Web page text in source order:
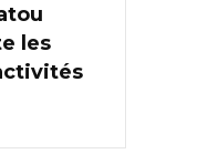
les